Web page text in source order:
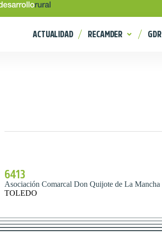
ACTUALIDAD RECAMDER GDR
6413
Asociación Comarcal Don Quijote de La Mancha
TOLEDO